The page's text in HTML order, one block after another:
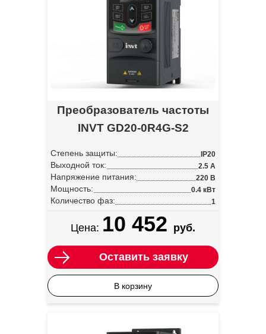
Преобразователь частоты
INVT GD20-0R4G-S2
Степень защиты: IP20
Выходной ток: 2.5 А
Напряжение питания: 220 В
Мощность: 0.4 кВт
Количество фаз: 1
Цена: 10 452 руб.
Оставить заявку
В корзину